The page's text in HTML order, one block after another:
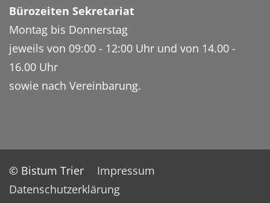
Bürozeiten Sekretariat
Montag bis Donnerstag
jeweils von 09:00 - 12:00 Uhr und von 14.00 -
16.00 Uhr
sowie nach Vereinbarung.
© Bistum Trier
Impressum
Datenschutzerklärung